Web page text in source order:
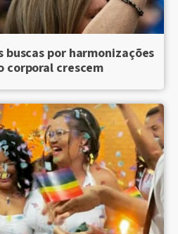
buscas por harmonizações
corporal crescem